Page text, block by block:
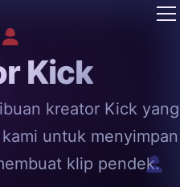
Kick
kreator Kick yang
untuk menyimpan
klip pendek.